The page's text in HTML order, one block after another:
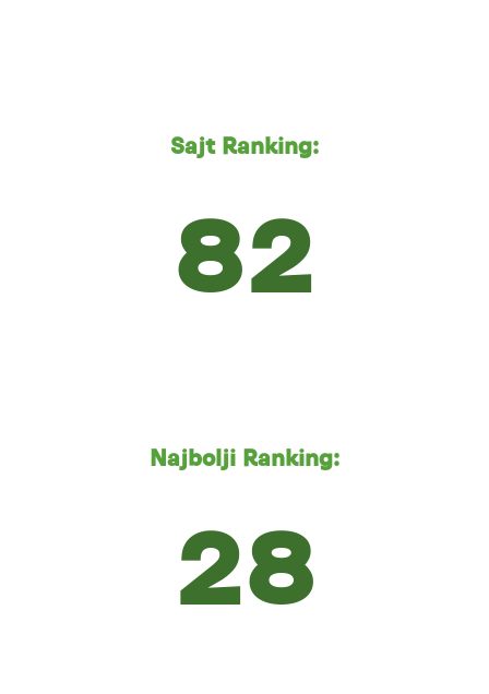
Sajt Ranking:
82
Najbolji Ranking:
28